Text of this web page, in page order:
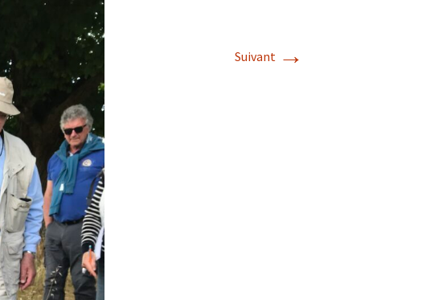
Roches
Lames minces de roches
Minéraux
Inventaire des minéraux
vendéens
Fossiles
Paysages, affleurements
Suivant →